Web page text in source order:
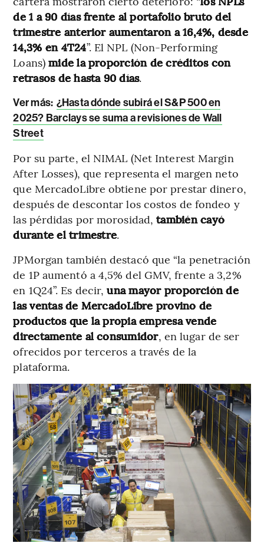
de 1 a 90 días frente al portafolio bruto del
trimestre anterior aumentaron a 16,4%, desde
14,3% en 4T24”. El NPL (Non-Performing
Loans)mide la proporción de créditos con
retrasos de hasta 90 días.
Ver más: ¿Hasta dónde subirá el S&P 500 en
2025? Barclays se suma a revisiones de Wall
Street
Por su parte, el NIMAL (Net Interest Margin
After Losses), que representa el margen neto
que MercadoLibre obtiene por prestar dinero,
después de descontar los costos de fondeo y
las pérdidas por morosidad,también cayó
durante el trimestre.
JPMorgan también destacó que “la penetración
de 1P aumentó a 4,5% del GMV, frente a 3,2%
en 1Q24”. Es decir,una mayor proporción de
las ventas de MercadoLibre provino de
productos que la propia empresa vende
directamente al consumidor, en lugar de ser
ofrecidos por terceros a través de la
plataforma.